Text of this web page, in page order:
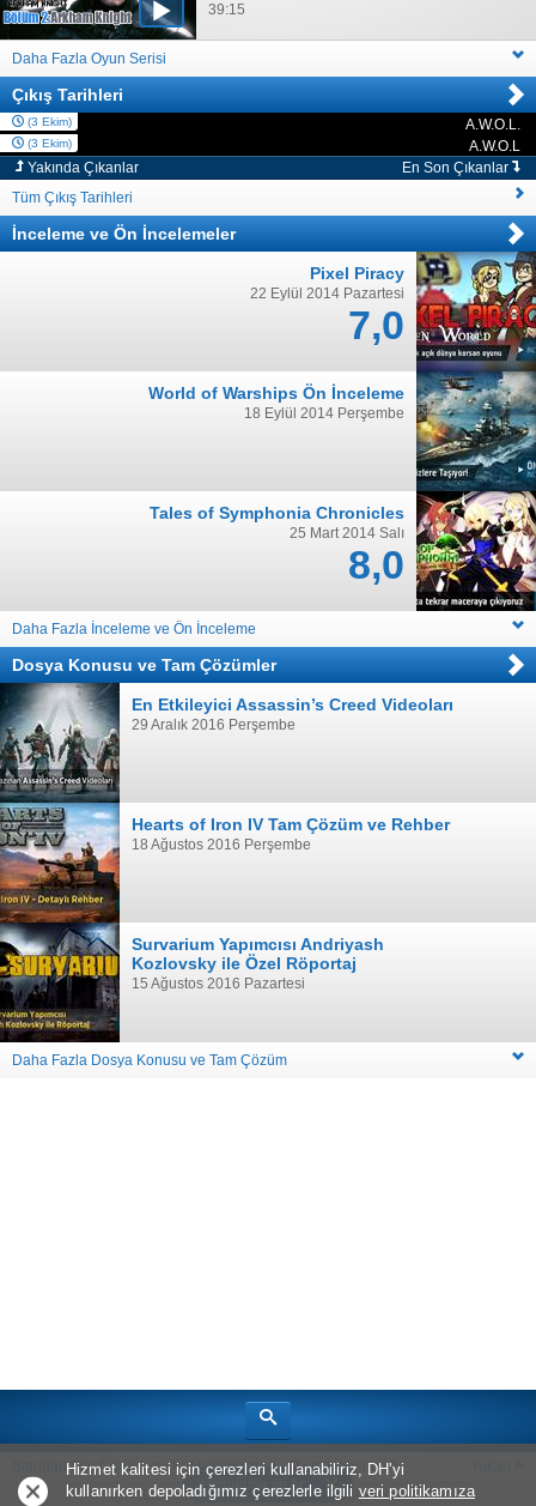
Uygulama ile Aç
39:15
Daha Fazla Oyun Serisi
Çıkış Tarihleri
(3 Ekim)
PC A.W.O.L.
(3 Ekim)
PC
A.W.O.L
Yakında Çıkanlar
En Son Çıkanlar
Tüm Çıkış Tarihleri
İnceleme ve Ön İncelemeler
Pixel Piracy
22 Eylül 2014 Pazartesi
7,0
World of Warships Ön İnceleme
18 Eylül 2014 Perşembe
Tales of Symphonia Chronicles
25 Mart 2014 Salı
8,0
Daha Fazla İnceleme ve Ön İnceleme
Dosya Konusu ve Tam Çözümler
En Etkileyici Assassin’s Creed Videoları
29 Aralık 2016 Perşembe
Hearts of Iron IV Tam Çözüm ve Rehber
18 Ağustos 2016 Perşembe
Survarium Yapımcısı Andriyash
Kozlovsky ile Özel Röportaj
15 Ağustos 2016 Pazartesi
Daha Fazla Dosya Konusu ve Tam Çözüm
Standart Site Görünümü Hakkımızda Oyun Haberleri
Telif Hakkı © 2026Bölüm Sonu Canavarı
Hizmet kalitesi için çerezleri kullanabiliriz, DH'yi
kullanırken depoladığımız çerezlerle ilgili veri politikamıza